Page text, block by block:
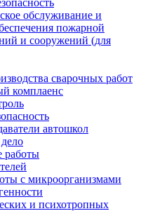
обслуживание и
пожарной
и сооружений (для
сварочных работ
комплаенс
автошкол
работы
с микроорганизмами
и психотропных